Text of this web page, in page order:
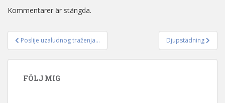
Kommentarer är stängda.
Inläggsnavigering
Poslije uzaludnog traženja… Djupstädning
FÖLJ MIG